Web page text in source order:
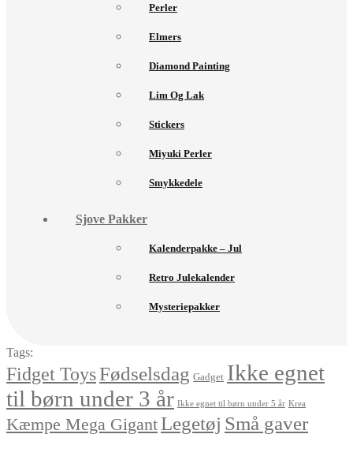
Perler
Elmers
Diamond Painting
Lim Og Lak
Stickers
Miyuki Perler
Smykkedele
Sjove Pakker
Kalenderpakke – Jul
Retro Julekalender
Mysteriepakker
Tags:
Fidget ToysFødselsdag Gadget Ikke egnet
til børn under 3 år Ikke egnet til børn under 5 år Krea
Kæmpe Mega GigantLegetøj Små gaver